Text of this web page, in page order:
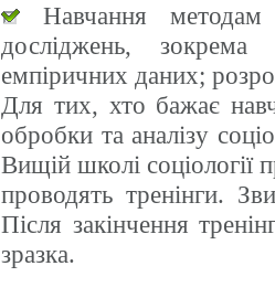
Навчання методам
досліджень, зокрема
емпіричних даних;
Для тих, хто бажає
обробки та аналізу
Вищій школі соціології
проводять тренінги.
Після закінчення
зразка.